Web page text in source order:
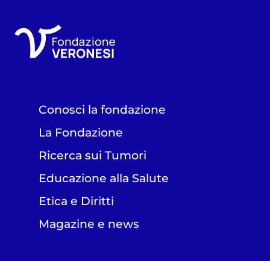
Conosci la fondazione
La Fondazione
Ricerca sui Tumori
Educazione alla Salute
Etica e Diritti
Magazine e news